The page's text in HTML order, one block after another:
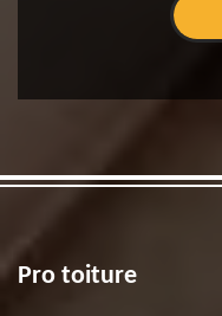
Pro toiture